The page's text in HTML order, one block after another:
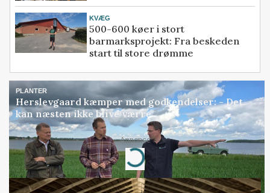
KVÆG
500-600 køer i stort
barmarksprojekt: Fra beskeden
start til store drømme
PLANTER
Herslevgaard kæmper med godkendelser: - Det
kan næsten ikke blive værre
Annonce
Loading...